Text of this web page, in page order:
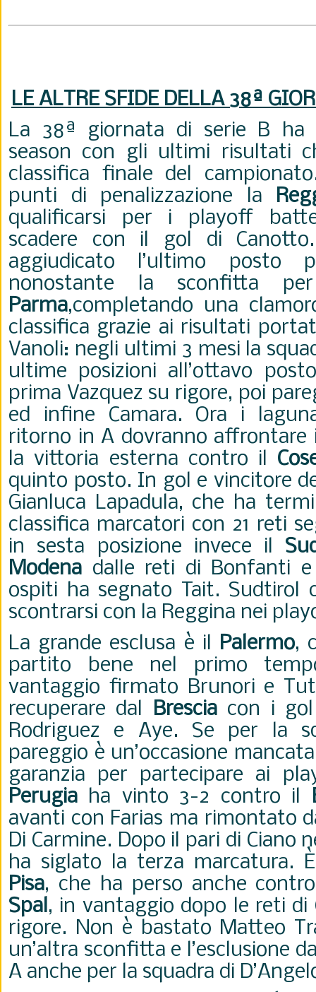
LE ALTRE SFIDE DELLA 38ª
La 38ª giornata di serie B ha
season con gli ultimi risultati
classifica finale del
punti di penalizzazione la
qualificarsi per i playoff
scadere con il gol di
aggiudicato l’ultimo posto
nonostante la sconfitta
Parma,completando una
classifica grazie ai risultati
Vanoli: negli ultimi 3 mesi la
ultime posizioni all’ottavo
prima Vazquez su rigore, poi
ed infine Camara. Ora i
ritorno in A dovranno
la vittoria esterna contro il
quinto posto. In gol e vincitore
Gianluca Lapadula, che ha
classifica marcatori con 21 reti
in sesta posizione invece il
Modena dalle reti di Bonfanti
ospiti ha segnato Tait. Sudtirol
scontrarsi con la Reggina nei
La grande esclusa è il Palermo,
partito bene nel primo
vantaggio firmato Brunori e
recuperare dal Bresciacon i gol
Rodriguez e Aye. Se per la
pareggio è un’occasione
garanzia per partecipare ai
Perugia ha vinto 3-2 contro il
avanti con Farias ma rimontato
Di Carmine. Dopo il pari di Ciano
ha siglato la terza marcatura.
Pisa, che ha perso anche
Spal, in vantaggio dopo le reti di
rigore. Non è bastato Matteo
un’altra sconfitta e l’esclusione
A anche per la squadra di